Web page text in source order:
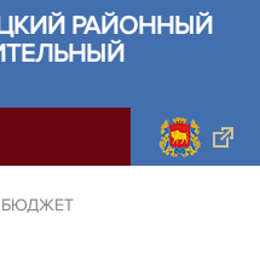
РАЙОННЫЙ
БЮДЖЕТ